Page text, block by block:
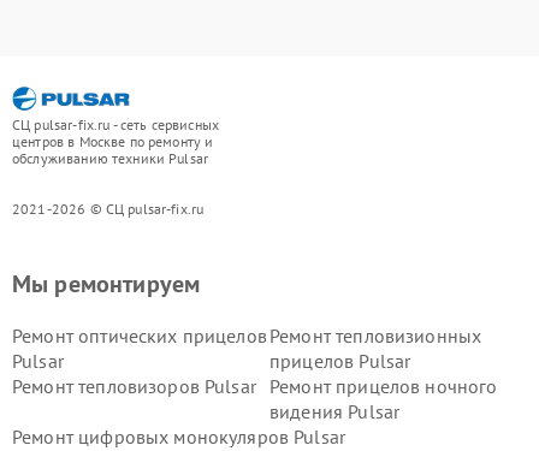
СЦ pulsar-fix.ru - сеть сервисных
центров в Москве по ремонту и
обслуживанию техники Pulsar
2021-2026 © СЦ pulsar-fix.ru
Мы ремонтируем
Ремонт оптических прицелов
Pulsar
Ремонт тепловизионных
прицелов Pulsar
Ремонт тепловизоров Pulsar
Ремонт прицелов ночного
видения Pulsar
Ремонт цифровых монокуляров Pulsar